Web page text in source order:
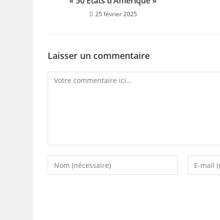
25 février 2025
Laisser un commentaire
Comment
Enter
your
Enter
your